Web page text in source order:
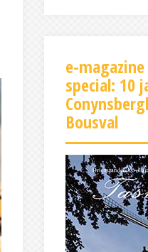
e-
special: 10
Bousval